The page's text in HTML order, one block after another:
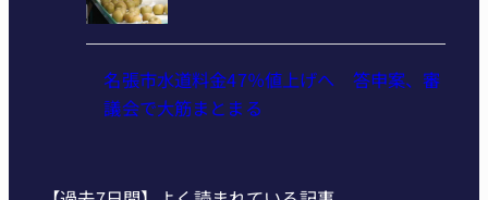
名張市水道料金47％値上げへ 答申案、審
議会で大筋まとまる